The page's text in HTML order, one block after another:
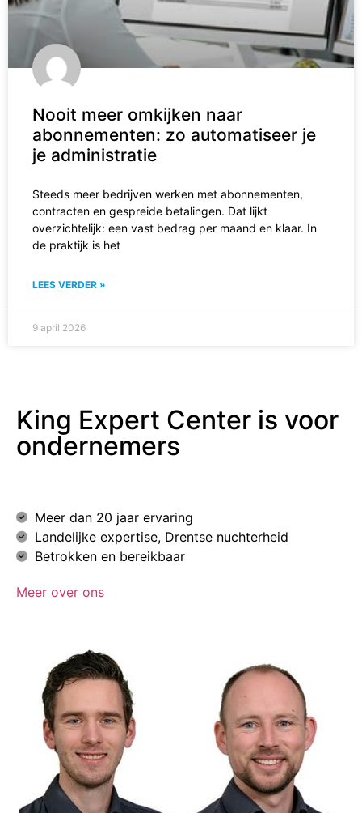
Nooit meer omkijken naar
abonnementen: zo automatiseer je
je administratie
Steeds meer bedrijven werken met abonnementen,
contracten en gespreide betalingen. Dat lijkt
overzichtelijk: een vast bedrag per maand en klaar. In
de praktijk is het
LEES VERDER »
9 april 2026
King Expert Center is voor
ondernemers
Meer dan 20 jaar ervaring
Landelijke expertise, Drentse nuchterheid
Betrokken en bereikbaar
Meer over ons